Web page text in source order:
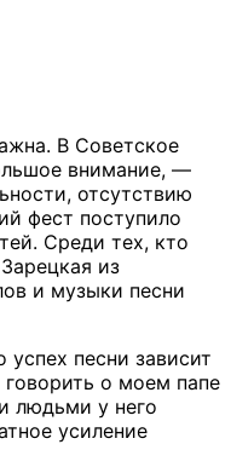
В Советское
внимание, —
отсутствию
фест поступило
Среди тех, кто
из
и музыки песни
песни зависит
о моем папе
людьми у него
усиление